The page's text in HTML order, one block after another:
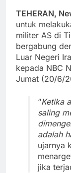
TEHERAN,
untuk
militer AS di
bergabung
Luar Negeri
kepada NBC
Jumat (20/6/
“Ketika
saling
adalah
ujarnya
jika